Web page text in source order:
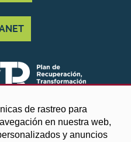
de rastreo para
en nuestra web,
y anuncios